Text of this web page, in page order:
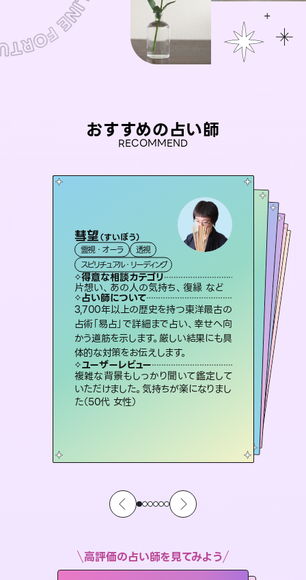
おすすめの占い師
RECOMMEND
彗望（すいぼう）
霊視・オーラ
透視
スピリチュアル・リーディング
得意な相談カテゴリ
片想い、あの人の気持ち、復縁 など
占い師について
3,700年以上の歴史を持つ東洋最古の
占術「易占」で詳細まで占い、幸せへ向
かう道筋を示します。厳しい結果にも具
体的な対策をお伝えします。
ユーザーレビュー
複雑な背景もしっかり聞いて鑑定して
いただけました。気持ちが楽になりまし
た（50代 女性）
セラピスト理恵
霊視・オーラ タロット
スピリチュアル・リーディング
得意な相談カテゴリ
片想い、二人の未来、年の差 など
占い師について
連絡再開、復縁、成就などの報告実績
多数。セラピストとして2万超の施術経
験があるからこそできる鑑定で、より良
い未来をサポートします。
ユーザーレビュー
とても心温まる鑑定でした。しかもこち
らは何も言っていないのに視えていらっ
しゃるんだなと驚きです（30代女性）
未来視師＊花
霊視・オーラ
スピリチュアル・リーディング
得意な相談カテゴリ
出逢い、片想い、復縁 など
占い師について
未来には何パターンもの選択肢があり
ます。不安で視えにくくなっているあな
たの素敵な未来を見つけ、その未来を
選択できるようアドバイスします。
ユーザーレビュー
職場の人の性質や人間関係、本心など
本当によく視えていてびっくり。対策が
打てて前向きになれます（40代）
アイリス -iris-
西洋占星術
ルーン
得意な相談カテゴリ
恋愛総合、片想い、二人の未来 など
占い師について
復縁、恋愛、不倫の行方、同性愛や片思い、仕事関係や借金問題まで知りたいことや心の負担になっていることを紐解き、背中をそっと押して導きます。
ユーザーレビュー
安心感のあり、言い切ってくれる所や濁
さない鑑定のおかげで、毎回自分の気
持ちを整えられます（30代 男性）
桃源珠羽
霊視・オーラ
スピリチュアル・リーディング
得意な相談カテゴリ
片想い、あの人の気持ち、復縁 など
占い師について
恋愛のお悩みの中でも特に「曖昧な関
係」の相談を得意としており、友達以上
恋人未満なお相手との今後や本音を丁
寧に読み解き恋愛成就へと導きます。
ユーザーレビュー
鑑定していただいてアドバイス通りに行
動すると仲が復活してきました。ありが
とうございました（40代 女性）
おう 霊感オラクル
霊視・オーラ
オラクルカード
得意な相談カテゴリ
恋愛総合、あの人の気持ち など
占い師について
霊視×オラクルカードを使って「今」と
「未来」そして「気になるあの人の気持
ち」まで丁寧に読み解き、恋や人生のヒ
ントを優しく引き出します。
ユーザーレビュー
不安な気持ちが嘘みたいに晴れまし
た…！よく視えていらっしゃるんだなと
感じました（40代 女性）
高評価の占い師を見てみよう